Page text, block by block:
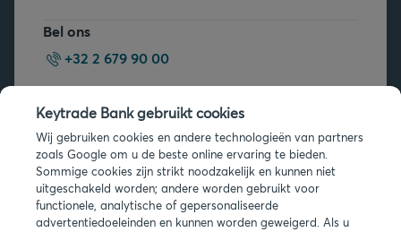
Bel ons
+32 2 679 90 00
Vragen?
Veelgestelde vragen
Keytrade Bank gebruikt cookies
Wij gebruiken cookies en andere technologieën van partners
zoals Google om u de beste online ervaring te bieden.
Sommige cookies zijn strikt noodzakelijk en kunnen niet
uitgeschakeld worden; andere worden gebruikt voor
functionele, analytische of gepersonaliseerde
advertentiedoeleinden en kunnen worden geweigerd. Als u